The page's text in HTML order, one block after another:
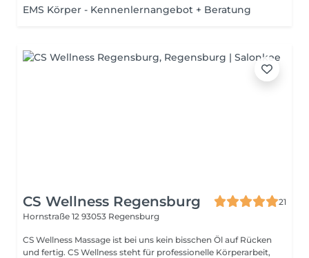
EMS Körper - Kennenlernangebot + Beratung
CS Wellness Regensburg
21
Hornstraße 12 93053 Regensburg
CS Wellness Massage ist bei uns kein bisschen Öl auf Rücken
und fertig. CS Wellness steht für professionelle Körperarbeit,